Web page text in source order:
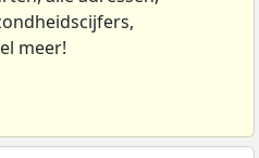
meer!